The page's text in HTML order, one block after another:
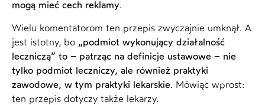
mogą mieć cech reklamy.
Wielu komentatorom ten przepis zwyczajnie umknął. A
jest istotny, bo „podmiot wykonujący działalność
leczniczą” to – patrząc na definicje ustawowe – nie
tylko podmiot leczniczy, ale również praktyki
zawodowe, w tym praktyki lekarskie. Mówiąc wprost:
ten przepis dotyczy także lekarzy.